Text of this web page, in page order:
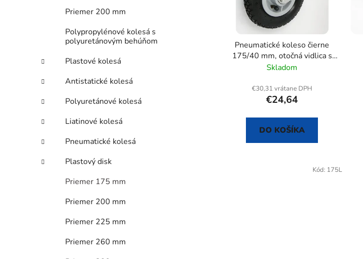
Priemer 200 mm
Polypropylénové kolesá s
polyuretánovým behúňom
Plastové kolesá
Antistatické kolesá
Polyuretánové kolesá
Liatinové kolesá
Pneumatické kolesá
Plastový disk
Priemer 175 mm
Priemer 200 mm
Priemer 225 mm
Priemer 260 mm
Pneumatické koleso čierne
175/40 mm, otočná vidlica s
doskou
Skladom
€30,31 vrátane DPH
€24,64
DO KOŠÍKA
Kód: 175L